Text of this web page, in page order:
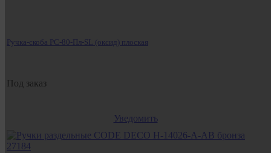
Ручка-скоба РС-80-Пл-SL (оксид) плоская
Под заказ
Уведомить